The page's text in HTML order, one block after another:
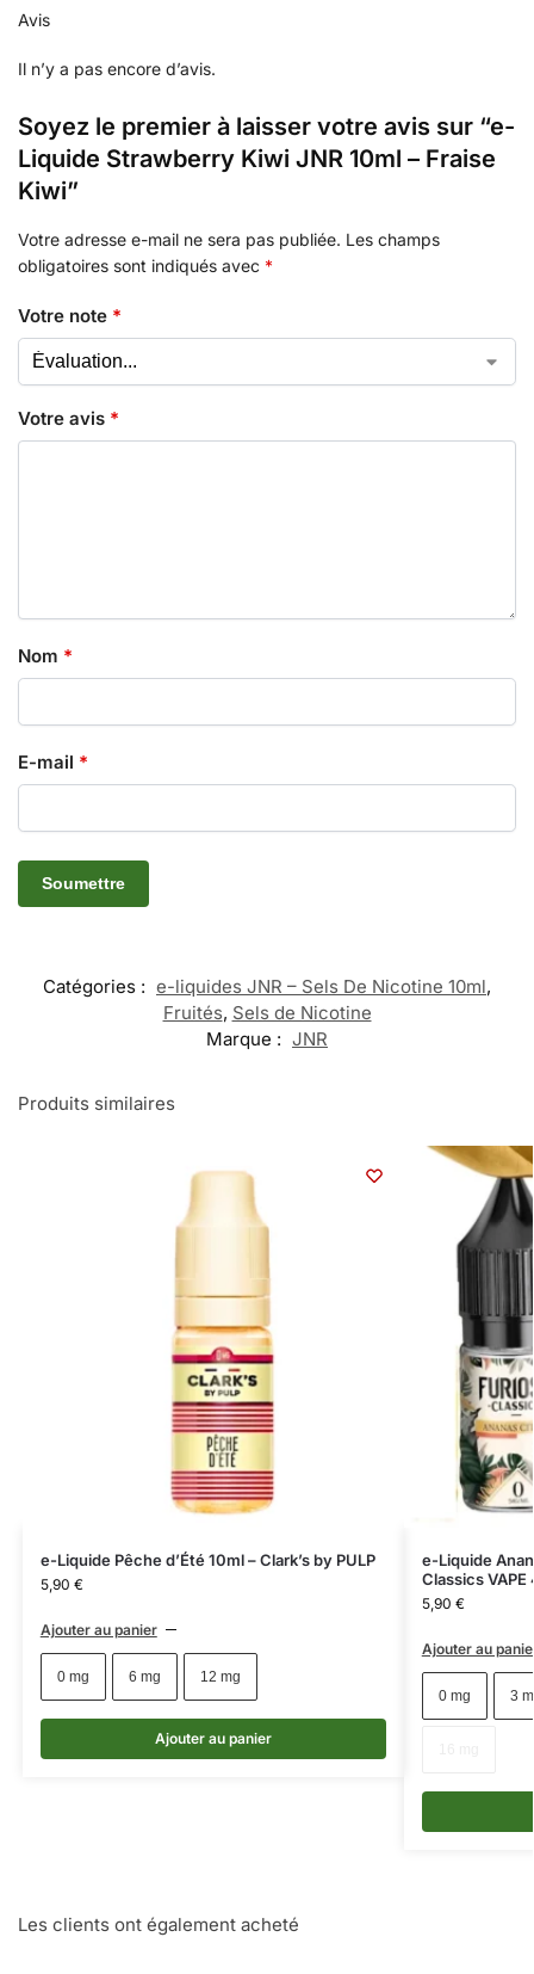
Avis
Il n’y a pas encore d’avis.
Soyez le premier à laisser votre avis sur “e-
Liquide Strawberry Kiwi JNR 10ml – Fraise
Kiwi”
Votre adresse e-mail ne sera pas publiée. Les champs
obligatoires sont indiqués avec *
Votre note *
Votre avis *
Nom *
E-mail *
Catégories : e-liquides JNR – Sels De Nicotine 10ml,
Fruités, Sels de Nicotine
Marque : JNR
Produits similaires
e-Liquide Pêche d’Été 10ml – Clark’s by PULP
5,90 €
Ajouter au panier
0 mg 6 mg 12 mg
Ajouter au panier
e-Liquide
Classics VAPE
5,90 €
Ajouter au
0 mg 3
Les clients ont également acheté